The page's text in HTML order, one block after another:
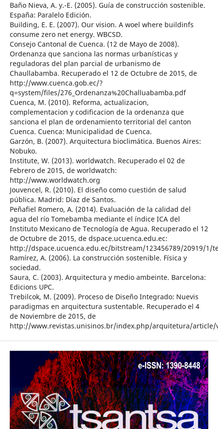
Baño Nieva, A. y.-E. (2005). Guía de construcción sostenible.
España: Paralelo Edición.
Building, E. E. (2007). Our vision. A woel where buildinfs
consume zero net energy. WBCSD.
Consejo Cantonal de Cuenca. (12 de Mayo de 2008).
Ordenanza que sanciona las normas urbanísticas y
reguladoras del plan parcial de urbanismo de
Chaullabamba. Recuperado el 12 de Octubre de 2015, de
http://www.cuenca.gob.ec/?
q=system/files/276_Ordenanza%20Challuabamba.pdf
Cuenca, M. (2010). Reforma, actualizacion,
complementacion y codificacion de la ordenanza que
sanciona el plan de ordenamiento territorial del canton
Cuenca. Cuenca: Municipalidad de Cuenca.
Garzón, B. (2007). Arquitectura bioclimática. Buenos Aires:
Nobuko.
Institute, W. (2013). worldwatch. Recuperado el 02 de
Febrero de 2015, de worldwatch:
http://www.worldwatch.org
Jouvencel, R. (2010). El diseño como cuestión de salud
pública. Madrid: Díaz de Santos.
Peñafiel Romero, A. (2014). Evaluación de la calidad del
agua del río Tomebamba mediante el índice ICA del
Instituto Mexicano de Tecnología de Agua. Recuperado el 12
de Octubre de 2015, de dspace.ucuenca.edu.ec:
http://dspace.ucuenca.edu.ec/bitstream/123456789/20919/1/
Ramírez, A. (2006). La construcción sostenible. Física y
sociedad.
Saura, C. (2003). Arquitectura y medio ambeinte. Barcelona:
Edicions UPC.
Trebilcok, M. (2009). Proceso de Diseño Integrado: Nuevis
paradigmas en arquitectura sustentable. Recuperado el 4
de Noviembre de 2015, de
http://www.revistas.unisinos.br/index.php/arquitetura/article/